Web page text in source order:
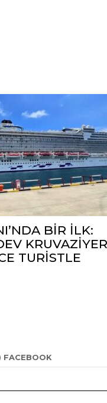
BİR İLK:
KRUVAZİYER
TURİSTLE
FACEBOOK